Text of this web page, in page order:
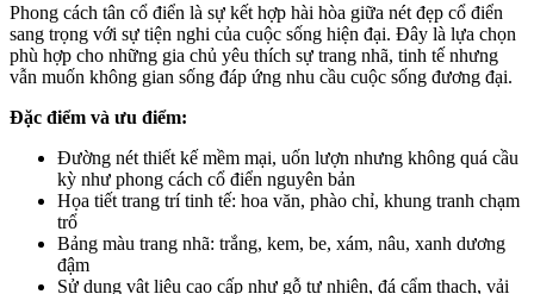
Phong cách tân cổ điển là sự kết hợp hài hòa giữa nét đẹp cổ điển
sang trọng với sự tiện nghi của cuộc sống hiện đại. Đây là lựa chọn
phù hợp cho những gia chủ yêu thích sự trang nhã, tinh tế nhưng
vẫn muốn không gian sống đáp ứng nhu cầu cuộc sống đương đại.
Đặc điểm và ưu điểm:
Đường nét thiết kế mềm mại, uốn lượn nhưng không quá cầu
kỳ như phong cách cổ điển nguyên bản
Họa tiết trang trí tinh tế: hoa văn, phào chỉ, khung tranh chạm
trổ
Bảng màu trang nhã: trắng, kem, be, xám, nâu, xanh dương
đậm
Sử dụng vật liệu cao cấp như gỗ tự nhiên, đá cẩm thạch, vải